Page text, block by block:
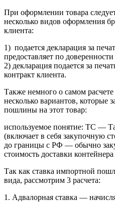
При оформлении товара
несколько видов оформления
клиента:
1) подается декларация за
предоставляет по доверенности
2) декларация подается за
контракт клиента.
Также немного о самом
несколько вариантов, которые
пошлины на этот товар:
используемое понятие: ТС —
(включает в себя закупочную
до границы с РФ — обычно
стоимость доставки
Так как ставка импортной
вида, рассмотрим 3 расчета:
1. Адвалорная ставка —